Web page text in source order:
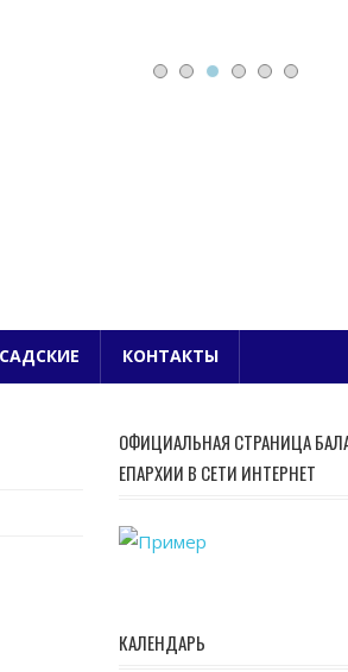
БЛАГОЧИНИЕ
КОНТАКТЫ
ОФИЦИАЛЬНАЯ СТРАНИЦА
ЕПАРХИИ В СЕТИ ИНТЕРНЕТ
КАЛЕНДАРЬ